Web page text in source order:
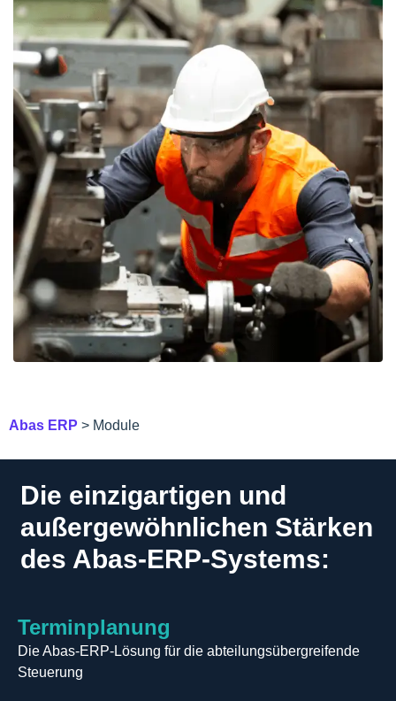
Abas ERP > Module
Die einzigartigen und
außergewöhnlichen Stärken
des Abas-ERP-Systems:
Terminplanung
Die Abas-ERP-Lösung für die abteilungsübergreifende
Steuerung